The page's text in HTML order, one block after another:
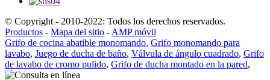
© Copyright - 2010-2022: Todos los derechos reservados.
Productos - Mapa del sitio - AMP móvil
Grifo de cocina abatible monomando, Grifo monomando para
lavabo, Juego de ducha de baño, Válvula de ángulo cuadrado, Grifo
de lavabo de cromo pulido, Grifo de ducha montado en la pared,